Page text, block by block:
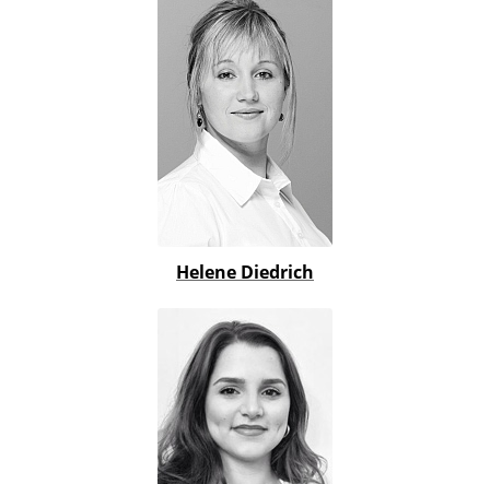
Helene Diedrich